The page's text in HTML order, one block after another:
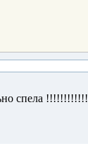
спела !!!!!!!!!!!!